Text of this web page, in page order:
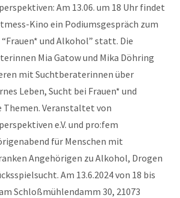
Am 13.06. um 18 Uhr findet
Kino ein Podiumsgespräch zum
und Alkohol” statt. Die
Mia Gatow und Mika Döhring
mit Suchtberaterinnen über
Leben, Sucht bei Frauen* und
Themen. Veranstaltet von
e.V. und pro:fem
für Menschen mit
Angehörigen zu Alkohol, Drogen
Am 13.6.2024 von 18 bis
Schloßmühlendamm 30, 21073